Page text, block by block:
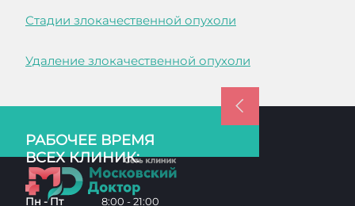
Стадии злокачественной опухоли
Удаление злокачественной опухоли
РАБОЧЕЕ ВРЕМЯ
ВСЕХ КЛИНИК:
Пн - Пт 8:00 - 21:00